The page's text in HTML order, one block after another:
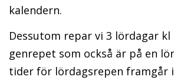
kalendern.
Dessutom repar vi 3 lördagar
genrepet som också är på en
tider för lördagsrepen framgår